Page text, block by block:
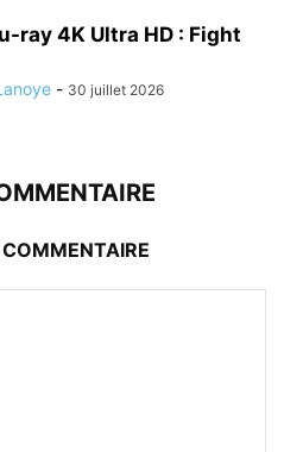
ray 4K Ultra HD : Fight
- 30 juillet 2026